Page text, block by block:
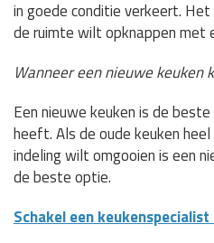
in goede conditie verkeert.
de ruimte wilt opknappen met
Wanneer een nieuwe keuken
Een nieuwe keuken is de
heeft. Als de oude keuken
indeling wilt omgooien is een
de beste optie.
Schakel een